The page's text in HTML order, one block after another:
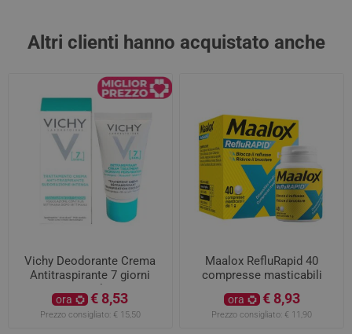
Altri clienti hanno acquistato anche
Vichy Deodorante Crema
Antitraspirante 7 giorni
30ml
ora € 8,53
Prezzo consigliato: € 15,50
Maalox RefluRapid 40
compresse masticabili
ora € 8,93
Prezzo consigliato: € 11,90